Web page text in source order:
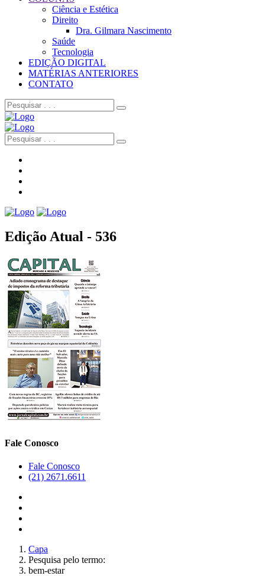
Ciência e Estética
Direito
Dra. Gilmara Nascimento
Saúde
Tecnologia
EDIÇÃO DIGITAL
MATÉRIAS ANTERIORES
CONTATO
Edição Atual - 536
Fale Conosco
Fale Conosco
(21) 2671.6611
Capa
Pesquisa pelo termo:
bem-estar